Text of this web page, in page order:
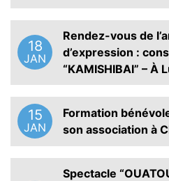
18
JAN
Rendez-vous de
d’expression :
“KAMISHIBAI” – À
15
JAN
Formation
son association à
Spectacle